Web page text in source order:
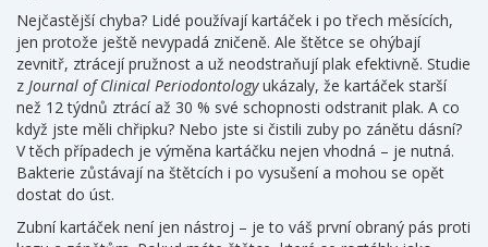
Nejčastější chyba? Lidé používají kartáček i po třech měsících,
jen protože ještě nevypadá zničeně. Ale štětce se ohýbají
zevnitř, ztrácejí pružnost a už neodstraňují plak efektivně. Studie
z Journal of Clinical Periodontologyukázaly, že kartáček starší
než 12 týdnů ztrácí až 30 % své schopnosti odstranit plak. A co
když jste měli chřipku? Nebo jste si čistili zuby po zánětu dásní?
V těch případech je výměna kartáčku nejen vhodná – je nutná.
Bakterie zůstávají na štětcích i po vysušení a mohou se opět
dostat do úst.
Zubní kartáček není jen nástroj – je to váš první obraný pás proti